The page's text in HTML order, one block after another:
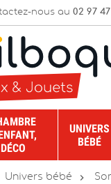
nous au 02 97
DÉCO
UNIVERS
BÉBÉ
Univers bébé 